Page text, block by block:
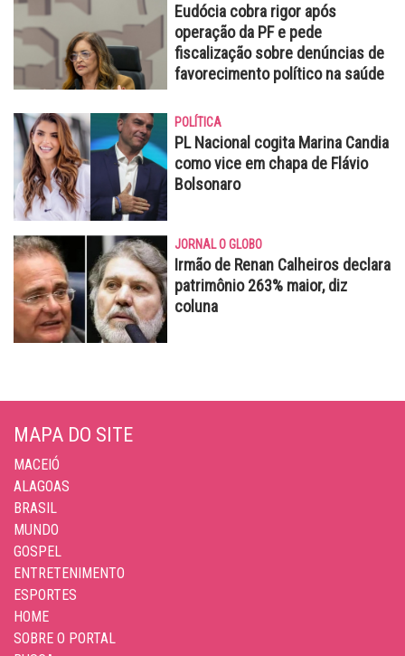
Eudócia cobra rigor após
operação da PF e pede
fiscalização sobre denúncias de
favorecimento político na saúde
POLÍTICA
PL Nacional cogita Marina Candia
como vice em chapa de Flávio
Bolsonaro
JORNAL O GLOBO
Irmão de Renan Calheiros declara
patrimônio 263% maior, diz
coluna
MAPA DO SITE
MACEIÓ
ALAGOAS
BRASIL
MUNDO
GOSPEL
ENTRETENIMENTO
ESPORTES
HOME
SOBRE O PORTAL